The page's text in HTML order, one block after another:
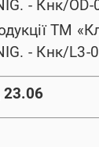
- Кнк/
ТМ
- Кнк/L3-
23.06